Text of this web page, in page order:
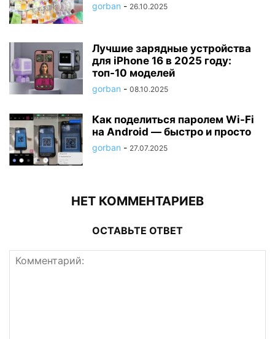
gorban - 26.10.2025
Лучшие зарядные устройства
для iPhone 16 в 2025 году:
топ-10 моделей
gorban - 08.10.2025
Как поделиться паролем Wi-Fi
на Android — быстро и просто
gorban - 27.07.2025
НЕТ КОММЕНТАРИЕВ
ОСТАВЬТЕ ОТВЕТ